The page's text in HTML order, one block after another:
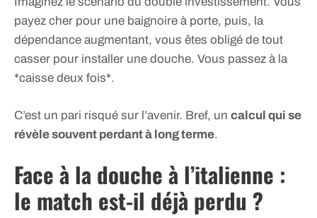
payez cher pour une baignoire à porte, puis, la
dépendance augmentant, vous êtes obligé de tout
casser pour installer une douche. Vous passez à la
*caisse deux fois*.
C’est un pari risqué sur l’avenir. Bref, un calcul qui se
révèle souvent perdant à long terme.
Face à la douche à l’italienne :
le match est-il déjà perdu ?